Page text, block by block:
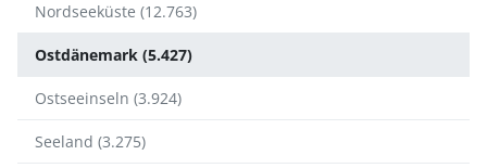
Nordseeküste (12.763)
Ostdänemark (5.427)
Ostseeinseln (3.924)
Seeland (3.275)